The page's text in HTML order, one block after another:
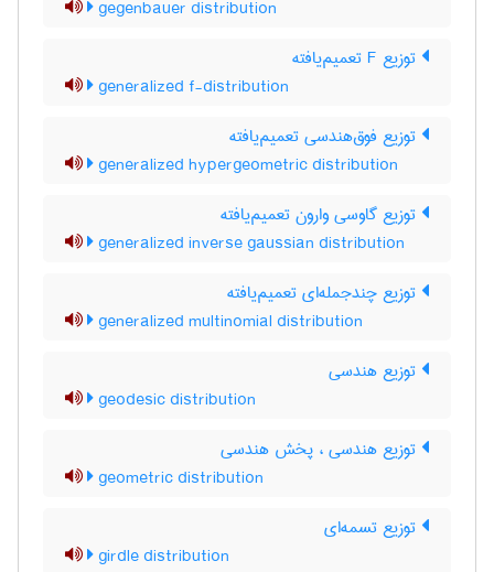
gegenbauer distribution
توزیع F تعمیم‌یافته
generalized f-distribution
توزیع فوق‌هندسی تعمیم‌یافته
generalized hypergeometric distribution
توزیع گاوسی وارون تعمیم‌یافته
generalized inverse gaussian distribution
توزیع چندجمله‌ای تعمیم‌یافته
generalized multinomial distribution
توزیع هندسی
geodesic distribution
توزیع هندسی ، پخش هندسی
geometric distribution
توزیع تسمه‌ای
girdle distribution